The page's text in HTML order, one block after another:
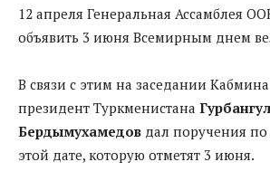
12 апреля Генеральная Ассамблея
объявить 3 июня Всемирным днем
В связи с этим на заседании
президент Туркменистана
Бердымухамедов дал поручения по
этой дате, которую отметят 3 июня.